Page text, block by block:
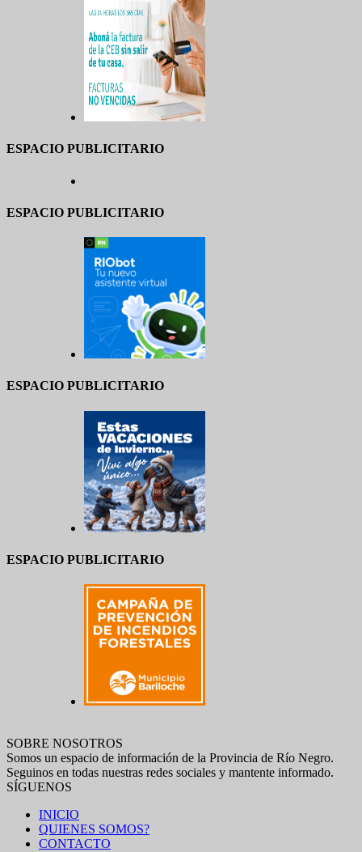
ESPACIO PUBLICITARIO
ESPACIO PUBLICITARIO
ESPACIO PUBLICITARIO
ESPACIO PUBLICITARIO
SOBRE NOSOTROS
Somos un espacio de información de la Provincia de Río Negro.
Seguinos en todas nuestras redes sociales y mantente informado.
SÍGUENOS
INICIO
QUIENES SOMOS?
CONTACTO